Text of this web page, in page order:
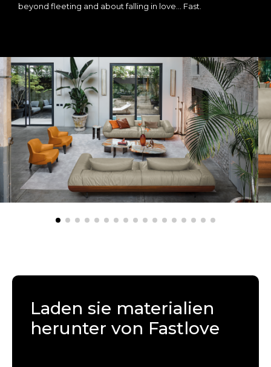
beyond fleeting and about falling in love… Fast.
Laden sie materialien
herunter von Fastlove